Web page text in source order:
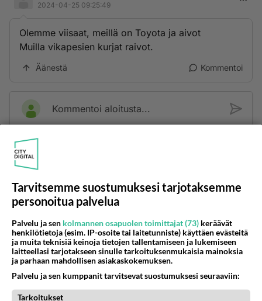
2024-04-25 09:25:49
Olemme viisaat, meillä on Toyota ja aivot
Muilla vikapesien kurjat raivot.
Äänestä Kommentoi
Kommentoi aloitusta...
LUETUIMMAT KESKUSTELUT
PÄIVÄ VIIKKO KUUKAUSI
Jos SDP ei voita reilusti, persut kumoavat demokratian Suomesta
06.08.2026 09:02
Maailman menoa
590
Tarvitsemme suostumuksesi tarjotaksemme
personoitua palvelua
Palvelu ja sen kolmannen osapuolen toimittajat (73) keräävät
henkilötietoja (esim. IP-osoite tai laitetunniste) käyttäen evästeitä
ja muita teknisiä keinoja tietojen tallentamiseen ja lukemiseen
laitteellasi tarjotakseen sinulle tarkoituksenmukaisia mainoksia
ja parhaan mahdollisen asiakaskokemuksen.
Palvelu ja sen kumppanit tarvitsevat suostumuksesi seuraaviin:
Tarkoitukset